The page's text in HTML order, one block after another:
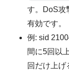
す。DoS攻
有効です。
例: sid
間に5回以
回だけ上げ